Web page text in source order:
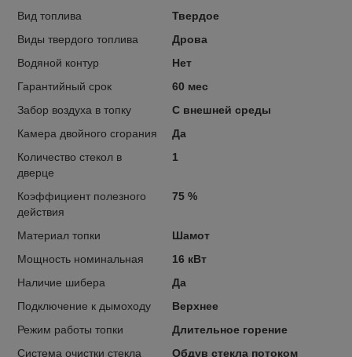
Вид топлива
Твердое
Виды твердого топлива
Дрова
Водяной контур
Нет
Гарантийный срок
60 мес
Забор воздуха в топку
С внешней среды
Камера двойного сгорания
Да
Количество стекол в
дверце
1
Коэффициент полезного
действия
75 %
Материал топки
Шамот
Мощность номинальная
16 кВт
Наличие шибера
Да
Подключение к дымоходу
Верхнее
Режим работы топки
Длительное горение
Система очистки стекла
Обдув стекла потоком